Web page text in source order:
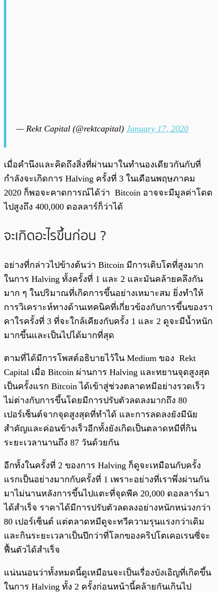
— Rekt Capital (@rektcapital) January 17, 2020
เมื่อคำนึงและคิดถึงสิ่งที่ผ่านมาในทำนองเดียวกันกับที่
กำลังจะเกิดการ Halving ครั้งที่ 3 ในเดือนพฤษภาคม
2020 ก็พอจะคาดการณ์ได้ว่า Bitcoin อาจจะมีมูลค่าโดด
ไปสูงถึง 400,000 ดอลลาร์ก็ว่าได้
จะเกิดอะไรขึ้นก่อน ?
อย่างที่กล่าวไปข้างต้นว่า Bitcoin มีการเติบโตที่สูงมาก
ในการ Halving ทั้งครั้งที่ 1 และ 2 และมันคล้ายคลึงกัน
มาก ๆ ในปริมาณที่เกิดการขึ้นอย่างเหมาะสม ยิ่งทำให้
การวิเคราะห์ทางด้านเทคนิคที่เกี่ยวข้องกับการขึ้นของรา
คาใรครั้งที่ 3 ที่จะใกล้เคียงกับครั้ง 1 และ 2 ดูจะมีน้ำหนัก
มากขึ้นและเป็นไปได้มากที่สุด
ตามที่ได้มีการโพสต์อธิบายไว้ใน Medium ของ Rekt
Capital เมื่อ Bitcoin ผ่านการ Halving และทยานจุดสูงสุด
เป็นครั้งแรก Bitcoin ได้เข้าสู่ช่วงตลาดหมีอย่างรวดเร็ว
ไม่ต่างกับการขึ้นโดยมีการปรับตัวลดลงมากถึง 80
เปอร์เซ็นต์จากจุดสูงสุดที่ทำได้ และการลดลงยังมีนัย
สำคัญและค่อนข้างเร็วอีกทั้งยังเกิดเป็นตลาดหมีที่กิน
ระยะเวลานานถึง 87 วันด้วยกัน
อีกทั้งในครั้งที่ 2 ของการ Halving ก็ดูจะเหมือนกับครั้ง
แรกเป็นอย่างมากกับครั้งที่ 1 เพราะอย่างที่เราพึ่งผ่านกัน
มาไม่นานหลังการขึ้นไปแตะที่จุดพีค 20,000 ดอลลาร์มา
ได้สำเร็จ ราคาได้มีการปรับตัวลดลงอย่างหนักหน่วงกว่า
80 เปอร์เซ็นต์ แต่ตลาดหมีดูจะทวีความรุนแรงกว่าเดิม
และกินระยะเวลาเป็นปีกว่าที่โลกของคริปโตเคอเรนซี่จะ
ฟื้นตัวได้สำเร็จ
แน่นนอนว่าทั้งหมดนี้ดูเหมือนจะเป็นเรื่องบังเอิญที่เกิดขึ้น
ในการ Halving ทั้ง 2 ครั้งก่อนหน้านี้คล้ายกันเกินไป